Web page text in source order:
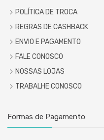
POLÍTICA DE TROCA
REGRAS DE CASHBACK
ENVIO E PAGAMENTO
FALE CONOSCO
NOSSAS LOJAS
TRABALHE CONOSCO
Formas de Pagamento